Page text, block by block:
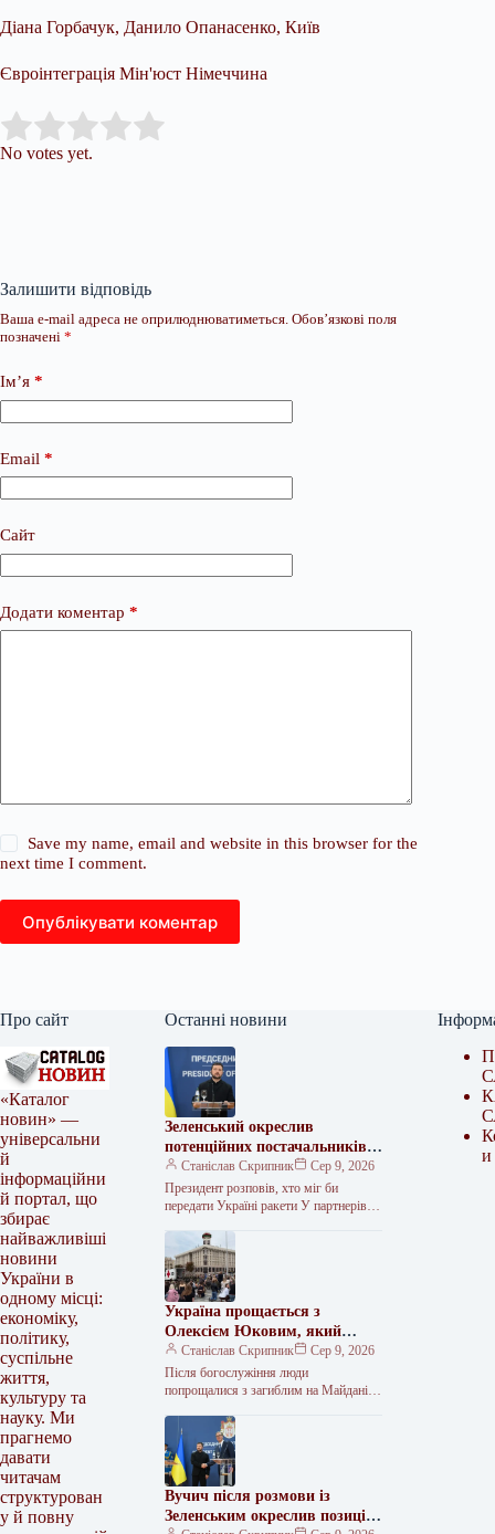
Діана Горбачук, Данило Опанасенко, Київ
Євроінтеграція Мін'юст Німеччина
Rate this item:
No votes yet.
Залишити відповідь
Ваша e-mail адреса не оприлюднюватиметься. Обов’язкові поля
позначені *
Ім’я *
Email *
Сайт
Додати коментар *
Save my name, email and website in this browser for the
next time I comment.
Опублікувати коментар
Про сайт
«Каталог
новин» —
універсальни
й
інформаційни
й портал, що
збирає
найважливіші
новини
України в
одному місці:
економіку,
політику,
суспільне
життя,
культуру та
науку. Ми
прагнемо
давати
читачам
структурован
у й повну
Останні новини
Зеленський окреслив
потенційних постачальників
ракет для Patriot
Станіслав Скрипник
Сер 9, 2026
Президент розповів, хто міг би
передати Україні ракети У партнерів є
могли б передати…
Україна прощається з
Олексієм Юковим, який
понад 25 років шукав
загиблих на війні
Станіслав Скрипник
Сер 9, 2026
Після богослужіння люди
попрощалися з загиблим на Майдані
прощання говорила про його роботу,
небезпеку, з…
Вучич після розмови із
Зеленським окреслив позицію
и